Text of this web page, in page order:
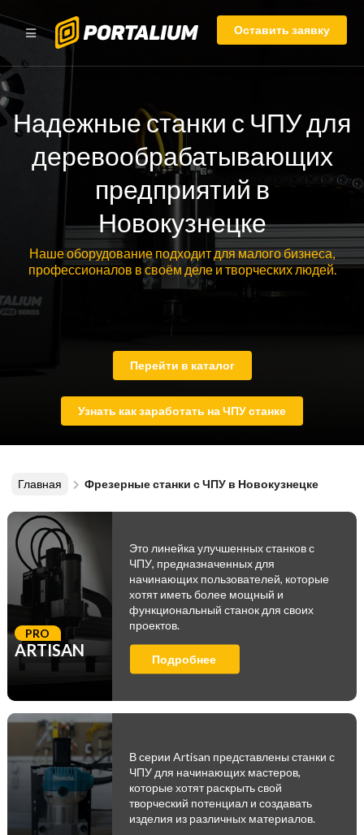
Оставить заявку
Надежные станки с ЧПУ для
деревообрабатывающих
предприятий в
Новокузнецке
Наше оборудование подходит для малого бизнеса,
профессионалов в своём деле и творческих людей.
Перейти в каталог
Узнать как заработать на ЧПУ станке
Главная Фрезерные станки с ЧПУ в Новокузнецке
ARTISAN
PRO
Это линейка улучшенных станков с
ЧПУ, предназначенных для
начинающих пользователей, которые
хотят иметь более мощный и
функциональный станок для своих
проектов.
Подробнее
В серии Artisan представлены станки с
ЧПУ для начинающих мастеров,
которые хотят раскрыть свой
творческий потенциал и создавать
изделия из различных материалов.